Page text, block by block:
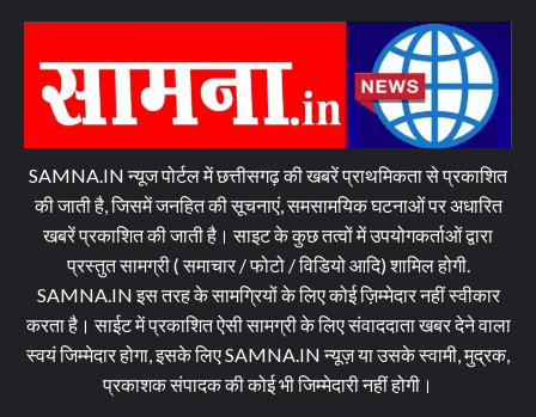
SAMNA.IN न्यूज पोर्टल में छत्तीसगढ़ की खबरें प्राथमिकता से प्रकाशित
की जाती है, जिसमें जनहित की सूचनाएं, समसामयिक घटनाओं पर अधारित
खबरें प्रकाशित की जाती है। साइट के कुछ तत्वों में उपयोगकर्ताओं द्वारा
प्रस्तुत सामग्री ( समाचार / फोटो / विडियो आदि) शामिल होगी.
SAMNA.IN इस तरह के सामग्रियों के लिए कोई ज़िम्मेदार नहीं स्वीकार
करता है। साईट में प्रकाशित ऐसी सामग्री के लिए संवाददाता खबर देने वाला
स्वयं जिम्मेदार होगा, इसके लिए SAMNA.IN न्यूज़ या उसके स्वामी, मुद्रक,
प्रकाशक संपादक की कोई भी जिम्मेदारी नहीं होगी।